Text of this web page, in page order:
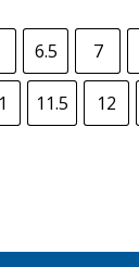
6.5 7
11.5 12